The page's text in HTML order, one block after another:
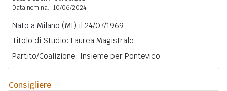
Data nomina: 10/06/2024
Nato a Milano (MI) il 24/07/1969
Titolo di Studio: Laurea Magistrale
Partito/Coalizione: Insieme per Pontevico
Consigliere